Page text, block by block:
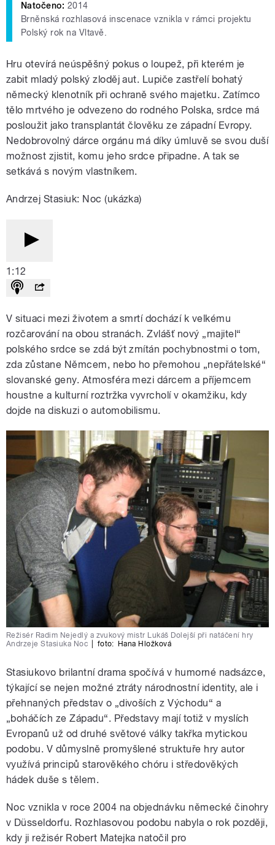
Natočeno: 2014
Brněnská rozhlasová inscenace vznikla v rámci projektu
Polský rok na Vltavě.
Hru otevírá neúspěšný pokus o loupež, při kterém je
zabit mladý polský zloděj aut. Lupiče zastřelí bohatý
německý klenotník při ochraně svého majetku. Zatímco
tělo mrtvého je odvezeno do rodného Polska, srdce má
posloužit jako transplantát člověku ze západní Evropy.
Nedobrovolný dárce orgánu má díky úmluvě se svou duší
možnost zjistit, komu jeho srdce připadne. A tak se
setkává s novým vlastníkem.
Andrzej Stasiuk: Noc (ukázka)
1:12
V situaci mezi životem a smrtí dochází k velkému
rozčarování na obou stranách. Zvlášť nový „majitel“
polského srdce se zdá být zmítán pochybnostmi o tom,
zda zůstane Němcem, nebo ho přemohou „nepřátelské“
slovanské geny. Atmosféra mezi dárcem a příjemcem
houstne a kulturní roztržka vyvrcholí v okamžiku, kdy
dojde na diskuzi o automobilismu.
Režisér Radim Nejedlý a zvukový mistr Lukáš Dolejší při natáčení hry
Andrzeje Stasiuka Noc
foto: Hana Hložková
Stasiukovo brilantní drama spočívá v humorné nadsázce,
týkající se nejen možné ztráty národnostní identity, ale i
přehnaných představ o „divoších z Východu“ a
„boháčích ze Západu“. Představy mají totiž v myslích
Evropanů už od druhé světové války takřka mytickou
podobu. V důmyslně promyšlené struktuře hry autor
využívá principů starověkého chóru i středověkých
hádek duše s tělem.
Noc vznikla v roce 2004 na objednávku německé činohry
v Düsseldorfu. Rozhlasovou podobu nabyla o rok později,
kdy ji režisér Robert Matejka natočil pro